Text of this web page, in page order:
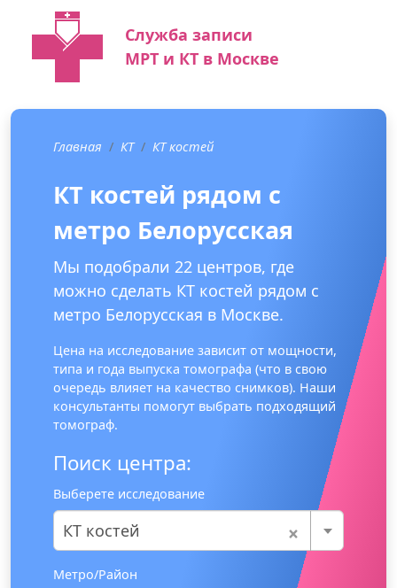
Служба записи
МРТ и КТ в Москве
Главная КТ КТ костей
КТ костей рядом с
метро Белорусская
Мы подобрали 22 центров, где
можно сделать КТ костей рядом с
метро Белорусская в Москве.
Цена на исследование зависит от мощности,
типа и года выпуска томографа (что в свою
очередь влияет на качество снимков). Наши
консультанты помогут выбрать подходящий
томограф.
Поиск центра:
Выберете исследование
×
КТ костей
Метро/Район